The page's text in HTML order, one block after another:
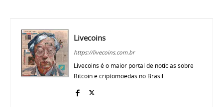
Livecoins
https://livecoins.com.br
Livecoins é o maior portal de notícias sobre
Bitcoin e criptomoedas no Brasil.